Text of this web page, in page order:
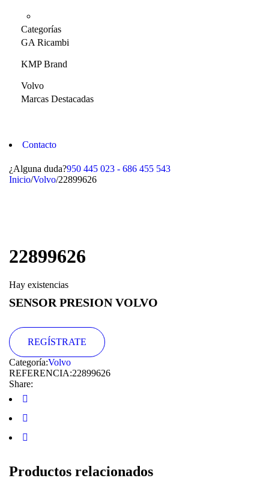
Categorías
GA Ricambi
KMP Brand
Volvo
Marcas Destacadas
Contacto
¿Alguna duda?950 445 023 - 686 455 543
Inicio/Volvo/22899626
22899626
Hay existencias
SENSOR PRESION VOLVO
REGÍSTRATE
Categoría:Volvo
REFERENCIA:22899626
Share:
Productos relacionados